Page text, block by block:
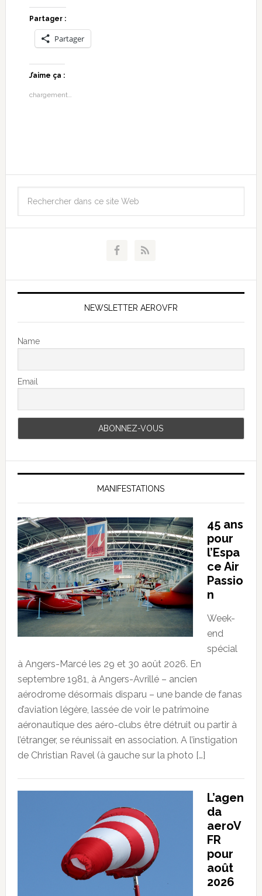
Partager :
Partager
J’aime ça :
chargement…
NEWSLETTER AEROVFR
Name
Email
MANIFESTATIONS
45 ans
pour
l’Espa
ce Air
Passio
n
Week-
end
spécial
à Angers-Marcé les 29 et 30 août 2026. En
septembre 1981, à Angers-Avrillé – ancien
aérodrome désormais disparu – une bande de fanas
d’aviation légère, lassée de voir le patrimoine
aéronautique des aéro-clubs être détruit ou partir à
l’étranger, se réunissait en association. A l’instigation
de Christian Ravel (à gauche sur la photo […]
L’agen
da
aeroV
FR
pour
août
2026